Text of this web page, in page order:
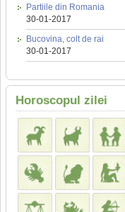
Partiile din Romania
30-01-2017
Bucovina, colt de rai
30-01-2017
Horoscopul zilei